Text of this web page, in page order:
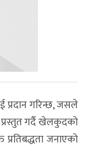
प्रदान गरिन्छ, जसले
गर्दै खेलकुदको
जनाएको